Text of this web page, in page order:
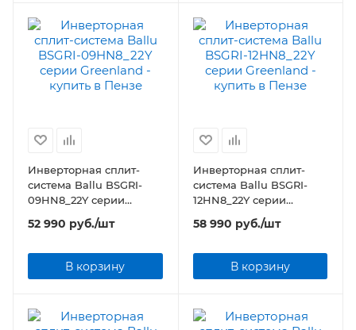
Инверторная сплит-
система Ballu BSGRI-
09HN8_22Y серии
52 990 руб./шт
В корзину
Инверторная сплит-
система Ballu BSGRI-
12HN8_22Y серии
58 990 руб./шт
В корзину